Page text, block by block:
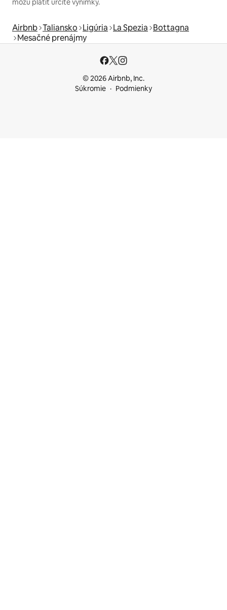
môžu platiť určité výnimky.
Airbnb Taliansko Ligúria La Spezia Bottagna
Mesačné prenájmy
© 2026 Airbnb, Inc.
Súkromie
Podmienky